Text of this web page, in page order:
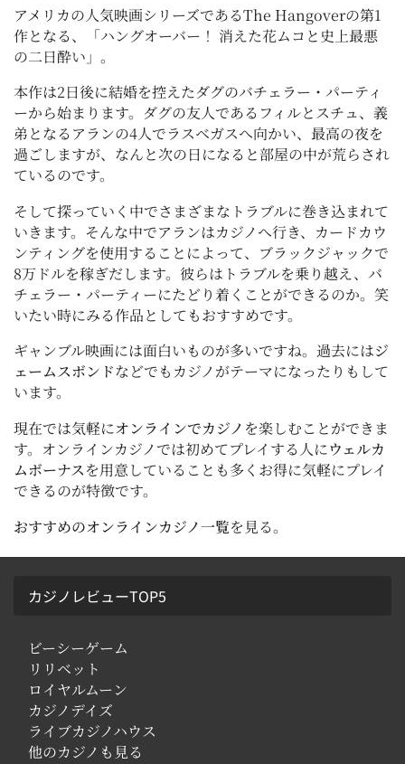
アメリカの人気映画シリーズであるThe Hangoverの第1
作となる、「ハングオーバー！ 消えた花ムコと史上最悪
の二日酔い」。
本作は2日後に結婚を控えたダグのバチェラー・パーティ
ーから始まります。ダグの友人であるフィルとスチュ、義
弟となるアランの4人でラスベガスへ向かい、最高の夜を
過ごしますが、なんと次の日になると部屋の中が荒らされ
ているのです。
そして探っていく中でさまざまなトラブルに巻き込まれて
いきます。そんな中でアランはカジノへ行き、カードカウ
ンティングを使用することによって、ブラックジャックで
8万ドルを稼ぎだします。彼らはトラブルを乗り越え、バ
チェラー・パーティーにたどり着くことができるのか。笑
いたい時にみる作品としてもおすすめです。
ギャンブル映画には面白いものが多いですね。過去にはジ
ェームスボンドなどでもカジノがテーマになったりもして
います。
現在では気軽にオンラインでカジノ を楽しむことができま
す。オンラインカジノでは初めてプレイする人にウェルカ
ムボーナスを用意していることも多くお得に気軽にプレイ
できるのが特徴です。
おすすめのオンラインカジノ一覧を見る。
カジノレビューTOP5
ビーシーゲーム
リリベット
ロイヤルムーン
カジノデイズ
ライブカジノハウス
他のカジノも見る